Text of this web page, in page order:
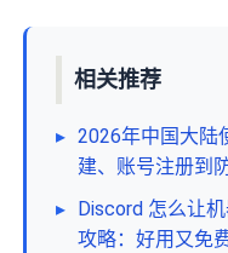
相关推荐
▸ 2026年中国大陆
建、账号注册到
▸ Discord 怎么让
攻略：好用又免